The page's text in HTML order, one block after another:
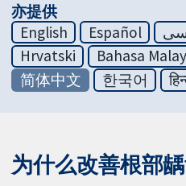
亦提供
English
Español
Hrvatski
Bahasa
简体中文
한국어
为什么改善根部